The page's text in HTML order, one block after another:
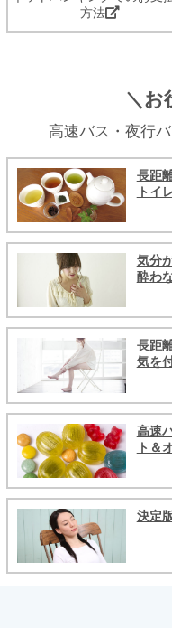
方法
＼お
高速バス・夜行
長距
トイ
気分
酔わ
長距
気を
高速
ト＆
決定